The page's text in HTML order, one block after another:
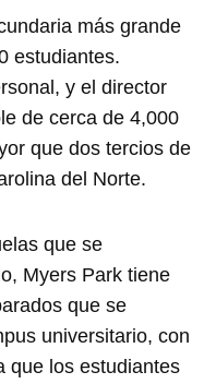
más grande
estudiantes.
y el director
de cerca de 4,000
que dos tercios de
del Norte.
que se
Myers Park tiene
que se
universitario, con
que los estudiantes